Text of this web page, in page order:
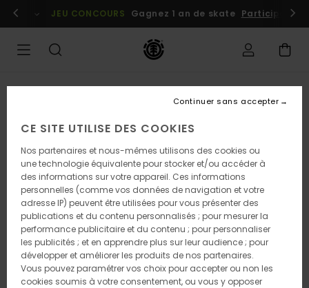
l'information
Se connecter / s'inscrire
JEU CONCOURS Gagnez 1 an de skate Participez
CE SITE UTILISE DES COOKIES
Nos partenaires et nous-mêmes utilisons des cookies ou
une technologie équivalente pour stocker et/ou accéder à
des informations sur votre appareil. Ces informations
personnelles (comme vos données de navigation et votre
adresse IP) peuvent être utilisées pour vous présenter des
publications et du contenu personnalisés ; pour mesurer la
performance publicitaire et du contenu ; pour personnaliser
les publicités ; et en apprendre plus sur leur audience ; pour
développer et améliorer les produits de nos partenaires.
Vous pouvez paramétrer vos choix pour accepter ou non les
cookies soumis à votre consentement, ou vous y opposer
Continuer sans accepter